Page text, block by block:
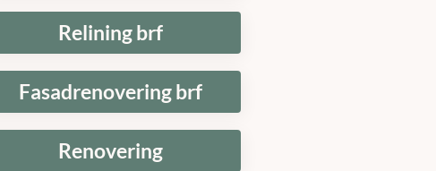
Relining brf
Fasadrenovering brf
Renovering